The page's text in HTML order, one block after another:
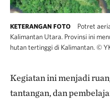
KETERANGAN FOTO
Potret
Kalimantan Utara. Provinsi ini
hutan tertinggi di Kalimantan. ©
Kegiatan ini menjadi
tantangan, dan